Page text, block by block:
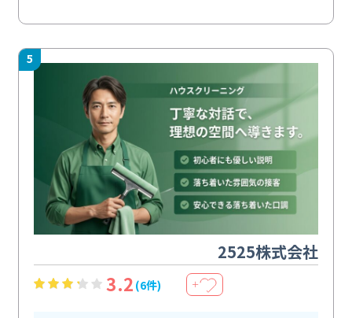
5
2525株式会社
3.2 (6件) ＋